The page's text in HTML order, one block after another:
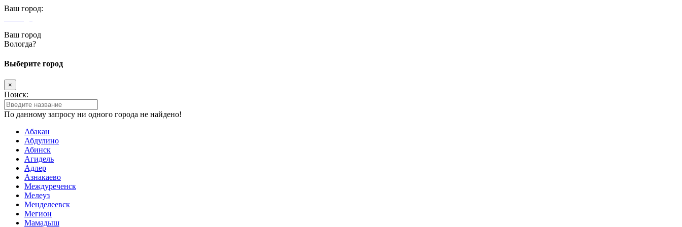
Ваш город:
Ваш город
Вологда?
Выберите город
×
Поиск:
По данному запросу ни одного города не найдено!
Абакан
Абдулино
Абинск
Агидель
Адлер
Азнакаево
Междуреченск
Мелеуз
Менделеевск
Мегион
Мамадыш